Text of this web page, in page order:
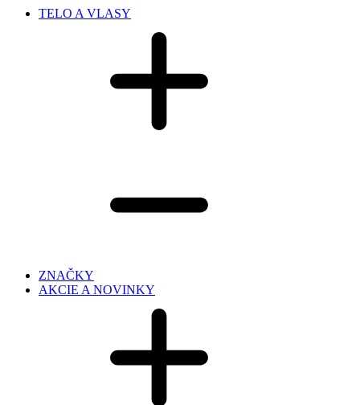
TELO A VLASY
ZNAČKY
AKCIE A NOVINKY